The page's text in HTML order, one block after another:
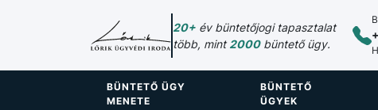
20+ év büntetőjogi tapasztalat
több, mint2000büntető ügy.
BÜNTETŐ ÜGY
MENETE
BÜNTETŐ
ÜGYEK